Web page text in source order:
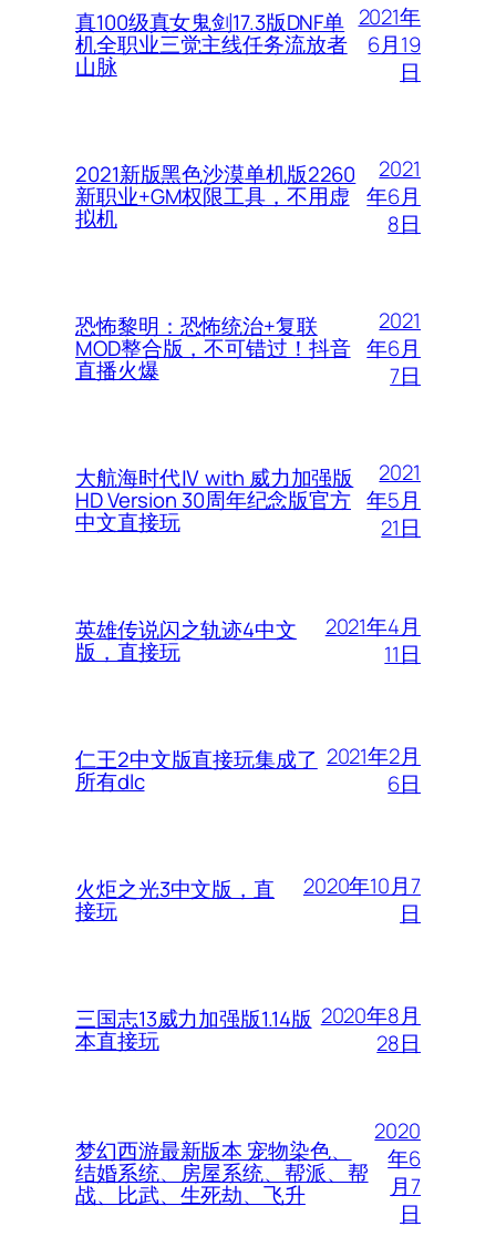
真100级真女鬼剑17.3版DNF单
机全职业三觉主线任务流放者
山脉
2021年
6月19
日
2021新版黑色沙漠单机版2260
新职业+GM权限工具，不用虚
拟机
2021
年6月
8日
恐怖黎明：恐怖统治+复联
MOD整合版，不可错过！抖音
直播火爆
2021
年6月
7日
大航海时代Ⅳ with 威力加强版
HD Version 30周年纪念版官方
中文直接玩
2021
年5月
21日
英雄传说闪之轨迹4中文
版，直接玩
2021年4月
11日
仁王2中文版直接玩集成了
所有dlc
2021年2月
6日
火炬之光3中文版，直
接玩
2020年10月7
日
三国志13威力加强版1.14版
本直接玩
2020年8月
28日
梦幻西游最新版本 宠物染色、
结婚系统、房屋系统、帮派、帮
战、比武、生死劫、飞升
2020
年6
月7
日